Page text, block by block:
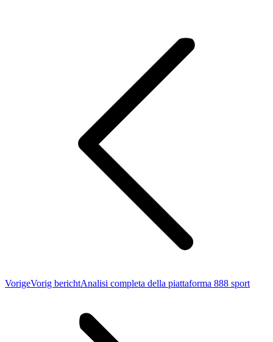
VorigeVorig berichtAnalisi completa della piattaforma 888 sport